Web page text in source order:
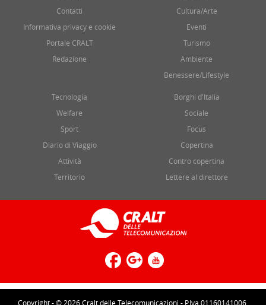
Contatti
Informativa privacy e cookie
Portale CRALT
Redazione
Cultura/Arte
Eventi
Turismo
Ambiente
Benessere/Lifestyle
Tecnologia
Welfare
Sport
Diario di Viaggio
Attività
Territorio
Borghi d'Italia
Sociale
Focus
Copertina
Contro copertina
Lettere al direttore
Copyright - © 2026 Cralt delle Telecomunicazioni - P.Iva 01160141006.